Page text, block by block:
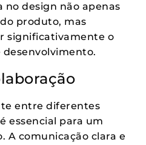
design não apenas
produto, mas
significativamente o
desenvolvimento.
entre diferentes
essencial para um
A comunicação clara e